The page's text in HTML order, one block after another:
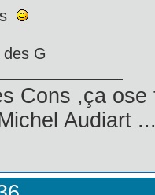
des G
Cons ,ça
Audiart